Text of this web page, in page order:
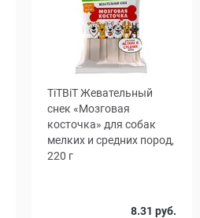
TiTBiT Жевательный
снек «Мозговая
косточка» для собак
мелких и средних пород,
220 г
8.31 руб.